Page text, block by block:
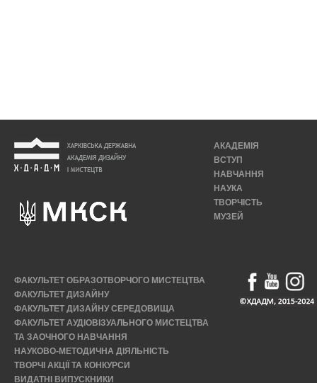
АКАДЕМІЯ
ВСТУП
НАВЧАННЯ
НАУКА
ТВОРЧІСТЬ
МУЗЕЙ
ФАКУЛЬТЕТ ОБРАЗОТВОРЧОГО МИСТЕЦТВА
ФАКУЛЬТЕТ ДИЗАЙНУ
ФАКУЛЬТЕТ ДИЗАЙНУ СЕРЕДОВИЩА
ФАКУЛЬТЕТ АУДІОВІЗУАЛЬНОГО МИСТЕЦТВА
ТА ЗАОЧНОГО НАВЧАННЯ
НАУКОВО-МЕТОДИЧНА ДІЯЛЬНІСТЬ
ТВОРЧІ АКЦІЇ ТА КОНКУРСИ
ВИДАТНІ ВИПУСКНИКИ